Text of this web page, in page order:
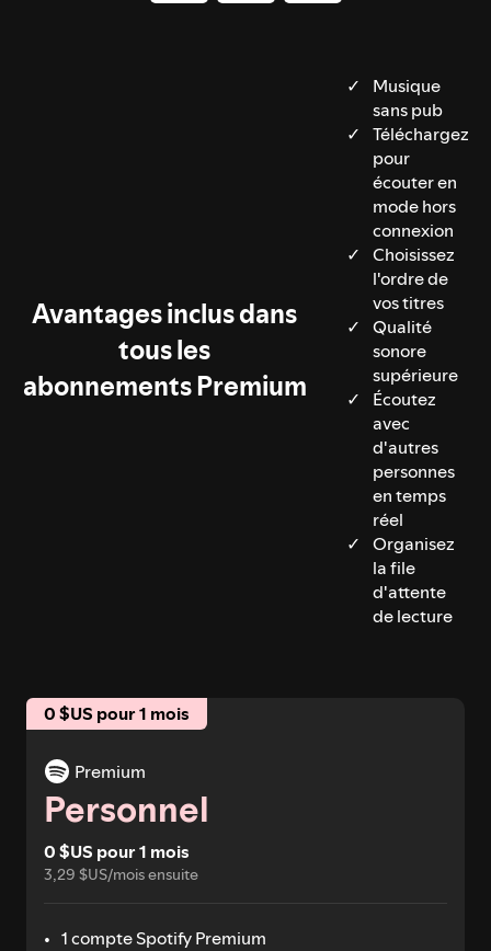
Avantages inclus dans
tous les
abonnements Premium
Musique
sans pub
Téléchargez
pour
écouter en
mode hors
connexion
Choisissez
l'ordre de
vos titres
Qualité
sonore
supérieure
Écoutez
avec
d'autres
personnes
en temps
réel
Organisez
la file
d'attente
de lecture
0 $US pour 1 mois
Premium
Personnel
0 $US pour 1 mois
3,29 $US/mois ensuite
1 compte Spotify Premium